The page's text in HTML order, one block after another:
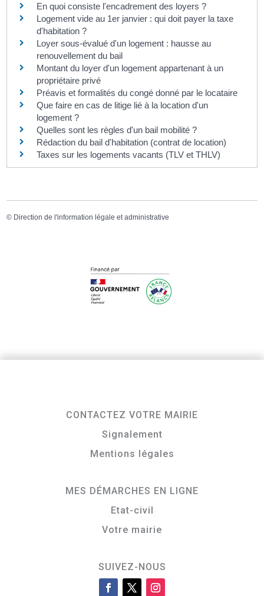
En quoi consiste l'encadrement des loyers ?
Logement vide au 1er janvier : qui doit payer la taxe
d'habitation ?
Loyer sous-évalué d'un logement : hausse au
renouvellement du bail
Montant du loyer d'un logement appartenant à un
propriétaire privé
Préavis et formalités du congé donné par le locataire
Que faire en cas de litige lié à la location d'un
logement ?
Quelles sont les règles d'un bail mobilité ?
Rédaction du bail d'habitation (contrat de location)
Taxes sur les logements vacants (TLV et THLV)
© Direction de l'information légale et administrative
CONTACTEZ VOTRE MAIRIE
Signalement
Mentions légales
MES DÉMARCHES EN LIGNE
Etat-civil
Votre mairie
SUIVEZ-NOUS